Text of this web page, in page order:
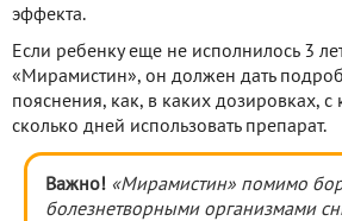
эффекта.
Если ребенку еще не исполнилось 3
«Мирамистин», он должен дать
пояснения, как, в каких дозировках, с
сколько дней использовать препарат.
Важно! «Мирамистин» помимо
болезнетворными организмами